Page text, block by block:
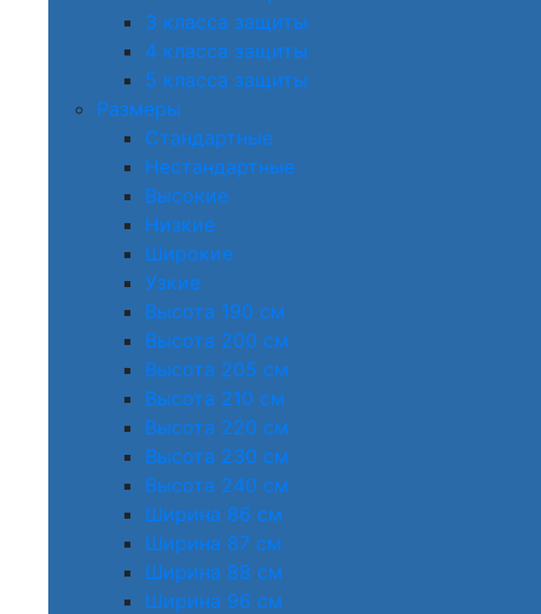
3 класса защиты
4 класса защиты
5 класса защиты
Размеры
Стандартные
Нестандартные
Высокие
Низкие
Широкие
Узкие
Высота 190 см
Высота 200 см
Высота 205 см
Высота 210 см
Высота 220 см
Высота 230 см
Высота 240 см
Ширина 86 см
Ширина 87 см
Ширина 88 см
Ширина 96 см